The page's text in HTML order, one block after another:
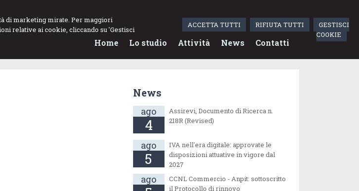
di marketing mirate. Per maggiori
relative ai cookie, cliccando su 'Gestisci
ACCETTA TUTTI RIFIUTA TUTTI
GESTISCI
COOKIE
Home Lo studio Attività News Contatti
News
ago
4
Assirevi, Documento di Ricerca n.
218R (Revised)
ago
5
IVA nell'era digitale: approvate le
disposizioni attuative in vigore dal
2027
ago
CCNL Commercio - Anpit: sottoscritto
il Protocollo di rinnovo